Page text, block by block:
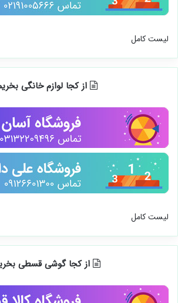
لیست کامل
از کجا لوازم خانگی
لیست کامل
از کجا گوشی قسطی